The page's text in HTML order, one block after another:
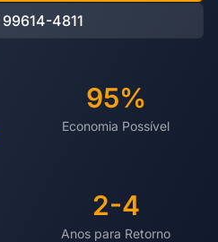
99614-4811
95%
Economia Possível
2-4
Anos para Retorno